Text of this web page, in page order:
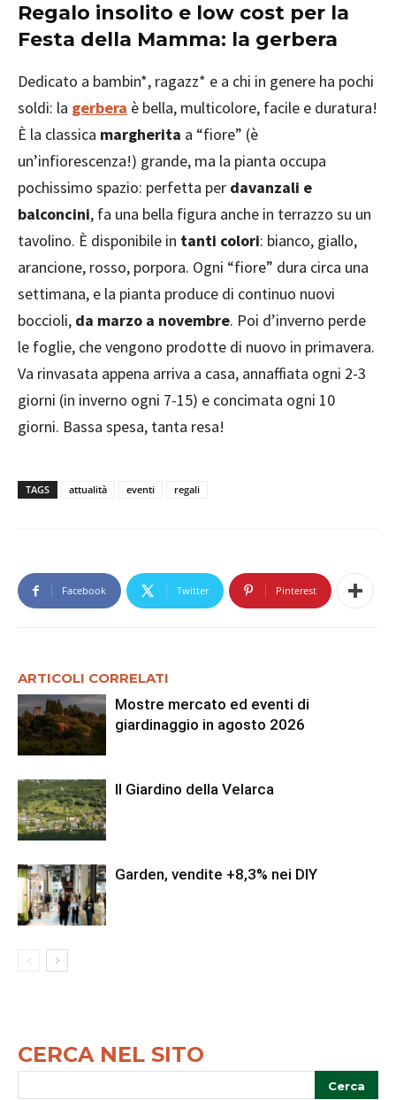
Regalo insolito e low cost per la
Festa della Mamma: la gerbera
Dedicato a bambin*, ragazz* e a chi in genere ha pochi
soldi: la gerbera è bella, multicolore, facile e duratura!
È la classica margherita a “fiore” (è
un’infiorescenza!) grande, ma la pianta occupa
pochissimo spazio: perfetta per davanzali e
balconcini, fa una bella figura anche in terrazzo su un
tavolino. È disponibile in tanti colori: bianco, giallo,
arancione, rosso, porpora. Ogni “fiore” dura circa una
settimana, e la pianta produce di continuo nuovi
boccioli, da marzo a novembre. Poi d’inverno perde
le foglie, che vengono prodotte di nuovo in primavera.
Va rinvasata appena arriva a casa, annaffiata ogni 2-3
giorni (in inverno ogni 7-15) e concimata ogni 10
giorni. Bassa spesa, tanta resa!
TAGS attualità eventi regali
Facebook Twitter Pinterest
ARTICOLI CORRELATI
Mostre mercato ed eventi di
giardinaggio in agosto 2026
Il Giardino della Velarca
Garden, vendite +8,3% nei DIY
CERCA NEL SITO